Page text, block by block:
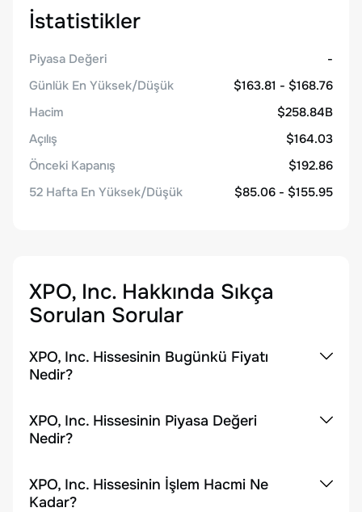
İstatistikler
Piyasa Değeri
-
Günlük En Yüksek/Düşük
$163.81 - $168.76
Hacim
$258.84B
Açılış
$164.03
Önceki Kapanış
$192.86
52 Hafta En Yüksek/Düşük
$85.06 - $155.95
XPO, Inc. Hakkında Sıkça
Sorulan Sorular
XPO, Inc. Hissesinin Bugünkü Fiyatı
Nedir?
XPO, Inc. Hissesinin Piyasa Değeri
Nedir?
XPO, Inc. Hissesinin İşlem Hacmi Ne
Kadar?